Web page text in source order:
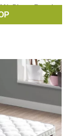
,Pluto,Royal